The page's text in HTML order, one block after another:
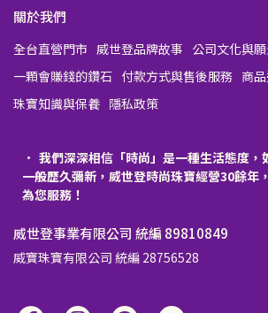
關於我們
全台直營門市 威世登品牌故事 公司文化與
一顆會賺錢的鑽石 付款方式與售後服務 商
珠寶知識與保養 隱私政策
我們深深相信「時尚」是一種生活態度，
一般歷久彌新，威世登時尚珠寶經營30餘年
為您服務！
威世登事業有限公司 統編 89810849
威寶珠寶有限公司 統編 28756528